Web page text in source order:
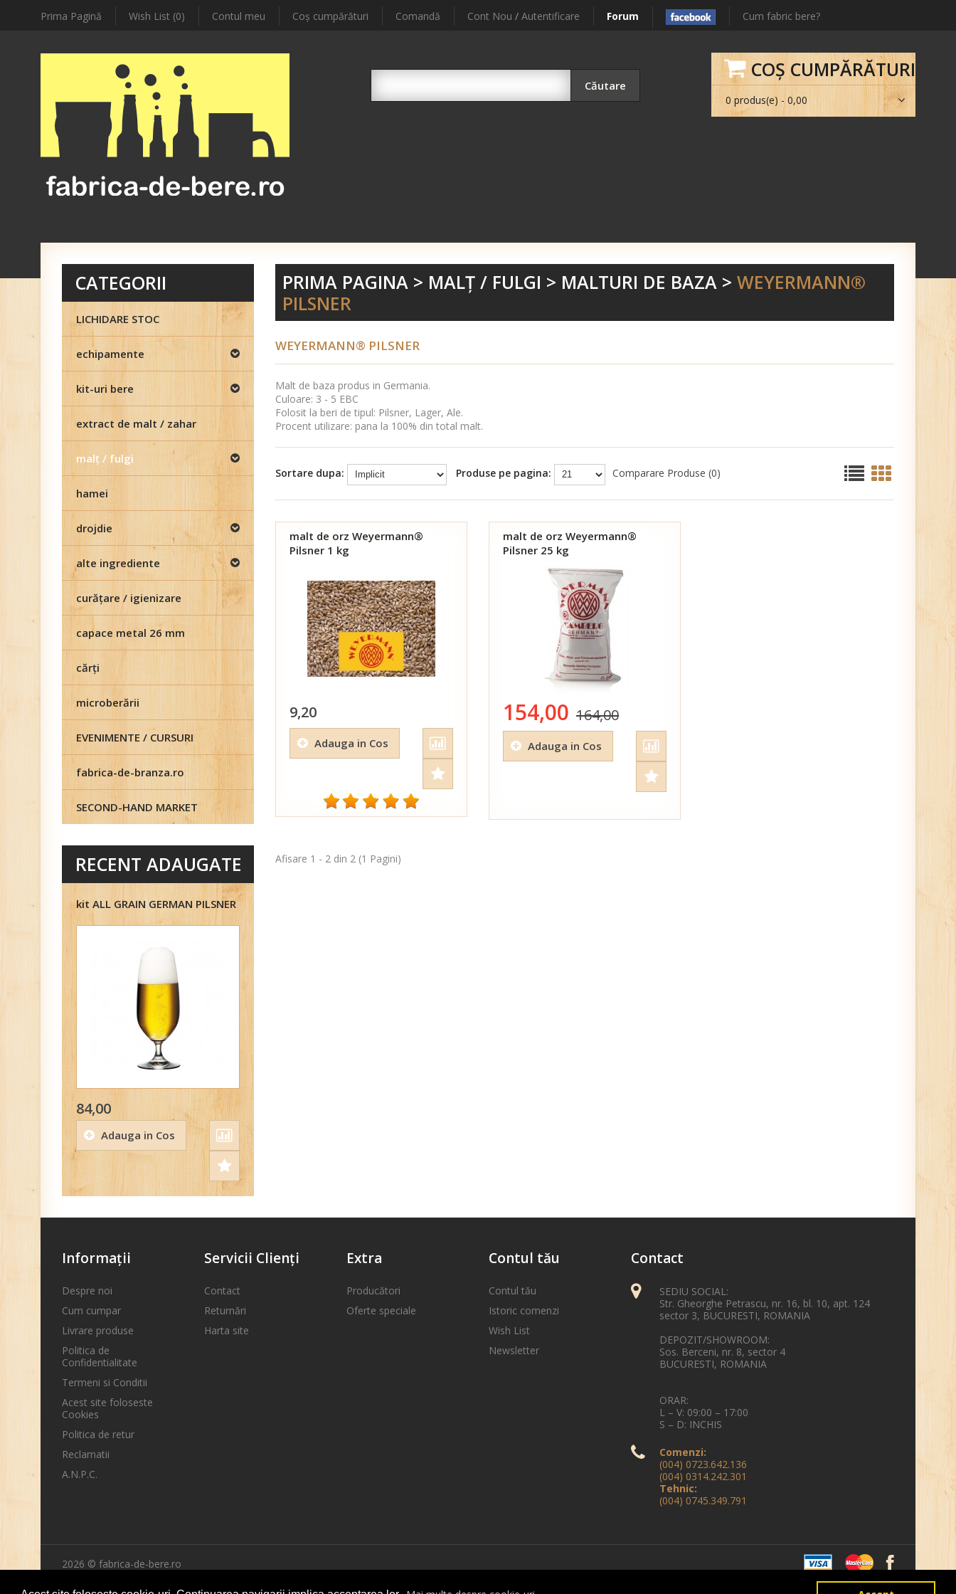
Prima Pagină Wish List (0) Contul meu Coş cumpărături Comandă Cont Nou / Autentificare Forum Cum fabric bere?
COŞ CUMPĂRĂTURI
0 produs(e) - 0,00
Căutare
PRIMA PAGINA > MALŢ / FULGI > MALTURI DE BAZA > WEYERMANN®
PILSNER
WEYERMANN® PILSNER
Malt de baza produs in Germania.
Culoare: 3 - 5 EBC
Folosit la beri de tipul: Pilsner, Lager, Ale.
Procent utilizare: pana la 100% din total malt.
Sortare dupa: Produse pe pagina: Comparare Produse (0)
malt de orz Weyermann®
Pilsner 1 kg
9,20
Adauga in Cos
malt de orz Weyermann®
Pilsner 25 kg
154,00 164,00
Adauga in Cos
Afisare 1 - 2 din 2 (1 Pagini)
CATEGORII
LICHIDARE STOC
echipamente
kit-uri bere
extract de malt / zahar
malţ / fulgi
hamei
drojdie
alte ingrediente
curăţare / igienizare
capace metal 26 mm
cărţi
microberării
EVENIMENTE / CURSURI
fabrica-de-branza.ro
SECOND-HAND MARKET
RECENT ADAUGATE
kit ALL GRAIN GERMAN PILSNER
84,00
Adauga in Cos
Informaţii
Despre noi
Cum cumpar
Livrare produse
Politica de
Confidentialitate
Termeni si Conditii
Acest site foloseste
Cookies
Politica de retur
Reclamatii
A.N.P.C.
Servicii Clienţi
Contact
Returnări
Harta site
Extra
Producători
Oferte speciale
Contul tău
Contul tău
Istoric comenzi
Wish List
Newsletter
Contact
SEDIU SOCIAL:
Str. Gheorghe Petrascu, nr. 16, bl. 10, apt. 124
sector 3, BUCURESTI, ROMANIA
DEPOZIT/SHOWROOM:
Sos. Berceni, nr. 8, sector 4
BUCURESTI, ROMANIA
ORAR:
L – V: 09:00 – 17:00
S – D: INCHIS
Comenzi:
(004) 0723.642.136
(004) 0314.242.301
Tehnic:
(004) 0745.349.791
2026 © fabrica-de-bere.ro